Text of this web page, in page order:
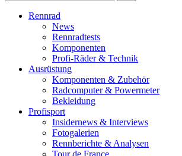
Rennrad
News
Rennradtests
Komponenten
Profi-Räder & Technik
Ausrüstung
Komponenten & Zubehör
Radcomputer & Powermeter
Bekleidung
Profisport
Insidernews & Interviews
Fotogalerien
Rennberichte & Analysen
Tour de France